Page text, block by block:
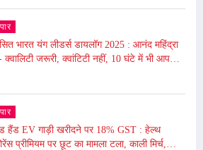
भारत यंग लीडर्स डायलॉग 2025 : आनंद महिंद्रा
क्वालिटी जरूरी, क्वांटिटी नहीं, 10 घंटे में भी आप
हैंड EV गाड़ी खरीदने पर 18% GST : हेल्थ
प्रीमियम पर छूट का मामला टला, काली मिर्च,